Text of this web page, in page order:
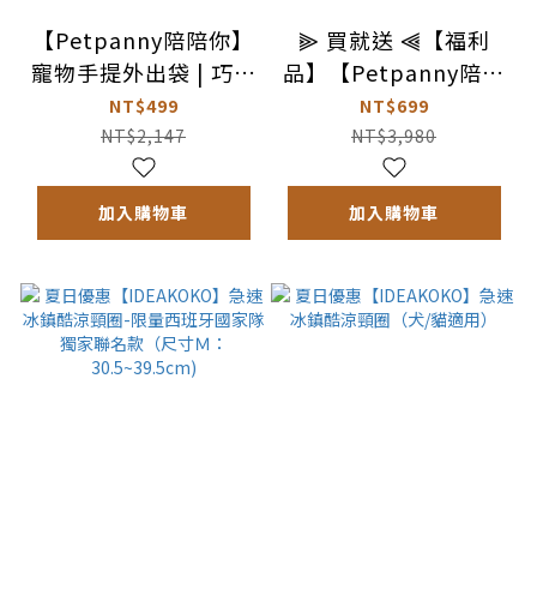
【Petpanny陪陪你】
寵物手提外出袋 | 巧克
力奶茶
NT$499
NT$2,147
加入購物車
⫸ 買就送 ⫷【福利
品】【Petpanny陪陪
你】寵物外出後背包 |
USB循環太空艙
NT$699
NT$3,980
加入購物車